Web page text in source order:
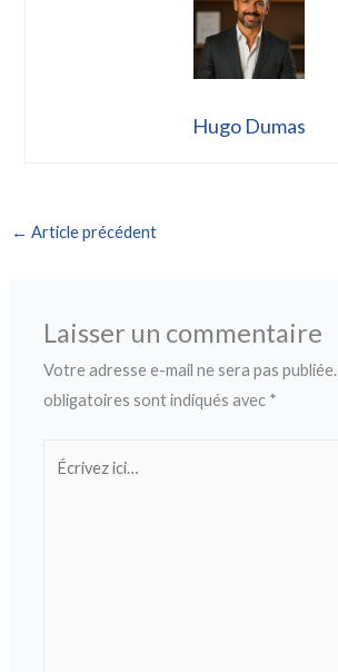
Hugo Dumas
← Article précédent
Laisser un commentaire
Votre adresse e-mail ne sera pas publiée.
obligatoires sont indiqués avec *